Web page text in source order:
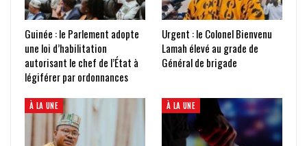
Guinée : le Parlement adopte
une loi d’habilitation
autorisant le chef de l’État à
légiférer par ordonnances
Urgent : le Colonel Bienvenu
Lamah élevé au grade de
Général de brigade
À LA UNE À LA UNE